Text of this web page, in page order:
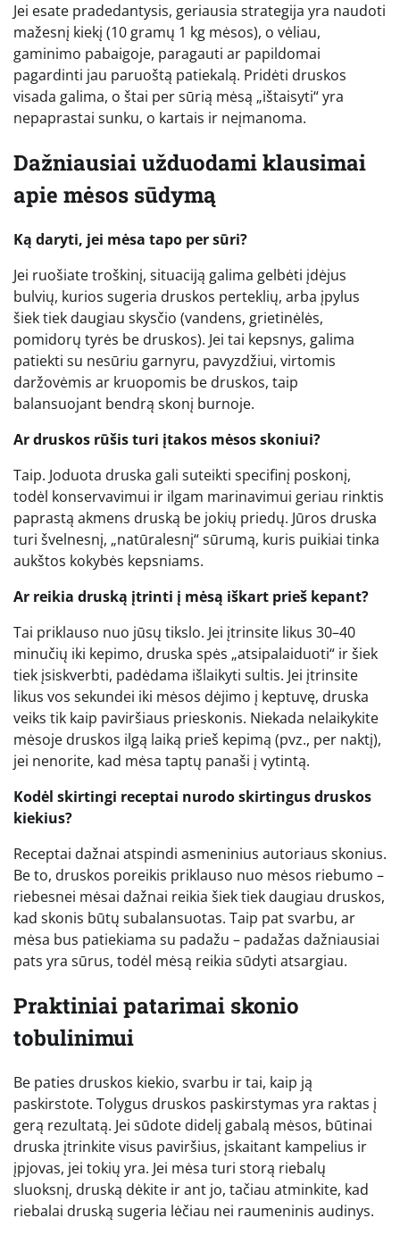
Jei esate pradedantysis, geriausia strategija yra naudoti
mažesnį kiekį (10 gramų 1 kg mėsos), o vėliau,
gaminimo pabaigoje, paragauti ar papildomai
pagardinti jau paruoštą patiekalą. Pridėti druskos
visada galima, o štai per sūrią mėsą „ištaisyti“ yra
nepaprastai sunku, o kartais ir neįmanoma.
Dažniausiai užduodami klausimai
apie mėsos sūdymą
Ką daryti, jei mėsa tapo per sūri?
Jei ruošiate troškinį, situaciją galima gelbėti įdėjus
bulvių, kurios sugeria druskos perteklių, arba įpylus
šiek tiek daugiau skysčio (vandens, grietinėlės,
pomidorų tyrės be druskos). Jei tai kepsnys, galima
patiekti su nesūriu garnyru, pavyzdžiui, virtomis
daržovėmis ar kruopomis be druskos, taip
balansuojant bendrą skonį burnoje.
Ar druskos rūšis turi įtakos mėsos skoniui?
Taip. Joduota druska gali suteikti specifinį poskonį,
todėl konservavimui ir ilgam marinavimui geriau rinktis
paprastą akmens druską be jokių priedų. Jūros druska
turi švelnesnį, „natūralesnį“ sūrumą, kuris puikiai tinka
aukštos kokybės kepsniams.
Ar reikia druską įtrinti į mėsą iškart prieš kepant?
Tai priklauso nuo jūsų tikslo. Jei įtrinsite likus 30–40
minučių iki kepimo, druska spės „atsipalaiduoti“ ir šiek
tiek įsiskverbti, padėdama išlaikyti sultis. Jei įtrinsite
likus vos sekundei iki mėsos dėjimo į keptuvę, druska
veiks tik kaip paviršiaus prieskonis. Niekada nelaikykite
mėsoje druskos ilgą laiką prieš kepimą (pvz., per naktį),
jei nenorite, kad mėsa taptų panaši į vytintą.
Kodėl skirtingi receptai nurodo skirtingus druskos
kiekius?
Receptai dažnai atspindi asmeninius autoriaus skonius.
Be to, druskos poreikis priklauso nuo mėsos riebumo –
riebesnei mėsai dažnai reikia šiek tiek daugiau druskos,
kad skonis būtų subalansuotas. Taip pat svarbu, ar
mėsa bus patiekiama su padažu – padažas dažniausiai
pats yra sūrus, todėl mėsą reikia sūdyti atsargiau.
Praktiniai patarimai skonio
tobulinimui
Be paties druskos kiekio, svarbu ir tai, kaip ją
paskirstote. Tolygus druskos paskirstymas yra raktas į
gerą rezultatą. Jei sūdote didelį gabalą mėsos, būtinai
druska įtrinkite visus paviršius, įskaitant kampelius ir
įpjovas, jei tokių yra. Jei mėsa turi storą riebalų
sluoksnį, druską dėkite ir ant jo, tačiau atminkite, kad
riebalai druską sugeria lėčiau nei raumeninis audinys.